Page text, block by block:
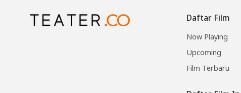
Daftar Film
Now Playing
Upcoming
Film Terbaru